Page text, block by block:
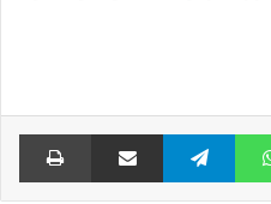
واتساب تيلقرام مشاركة عبر البريد